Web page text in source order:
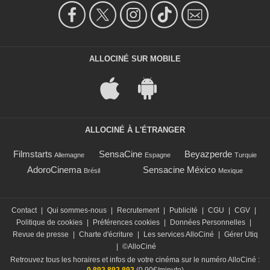
ALLOCINÉ SUR MOBILE
ALLOCINÉ À L'ÉTRANGER
Filmstarts Allemagne SensaCine Espagne Beyazperde Turquie
AdoroCinema Brésil Sensacine México Mexique
Contact | Qui sommes-nous | Recrutement | Publicité | CGU | CGV |
Politique de cookies | Préférences cookies | Données Personnelles |
Revue de presse
| Charte d'écriture | Les services AlloCiné | Gérer Utiq
| ©AlloCiné
Retrouvez tous les horaires et infos de votre cinéma sur le numéro AlloCiné :